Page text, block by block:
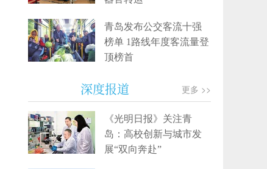
青岛发布公交客流十强
榜单 1路线年度客流量登
顶榜首
深度报道 更多 >>
《光明日报》关注青
岛：高校创新与城市发
展“双向奔赴”